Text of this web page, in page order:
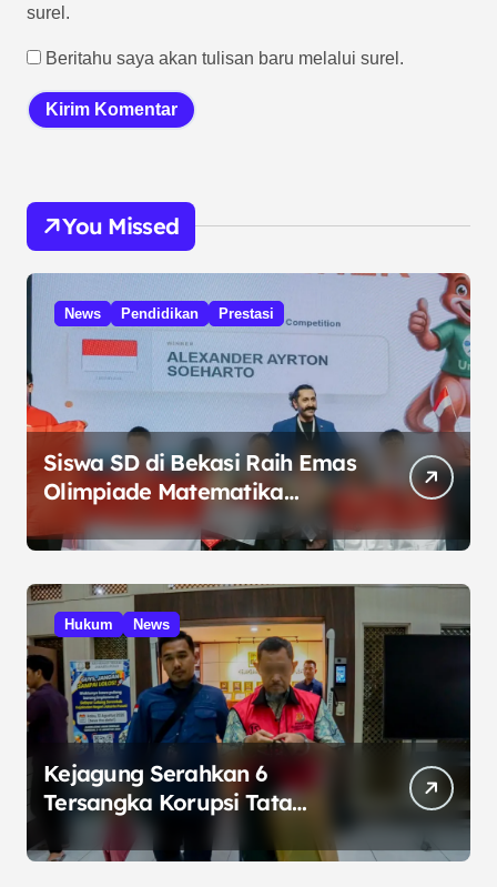
surel.
Beritahu saya akan tulisan baru melalui surel.
You Missed
News Pendidikan Prestasi
Siswa SD di Bekasi Raih Emas
Olimpiade Matematika
Internasional di Malaysia
Hukum News
Kejagung Serahkan 6
Tersangka Korupsi Tata
Kelola Minyak ke Penuntut
Umum